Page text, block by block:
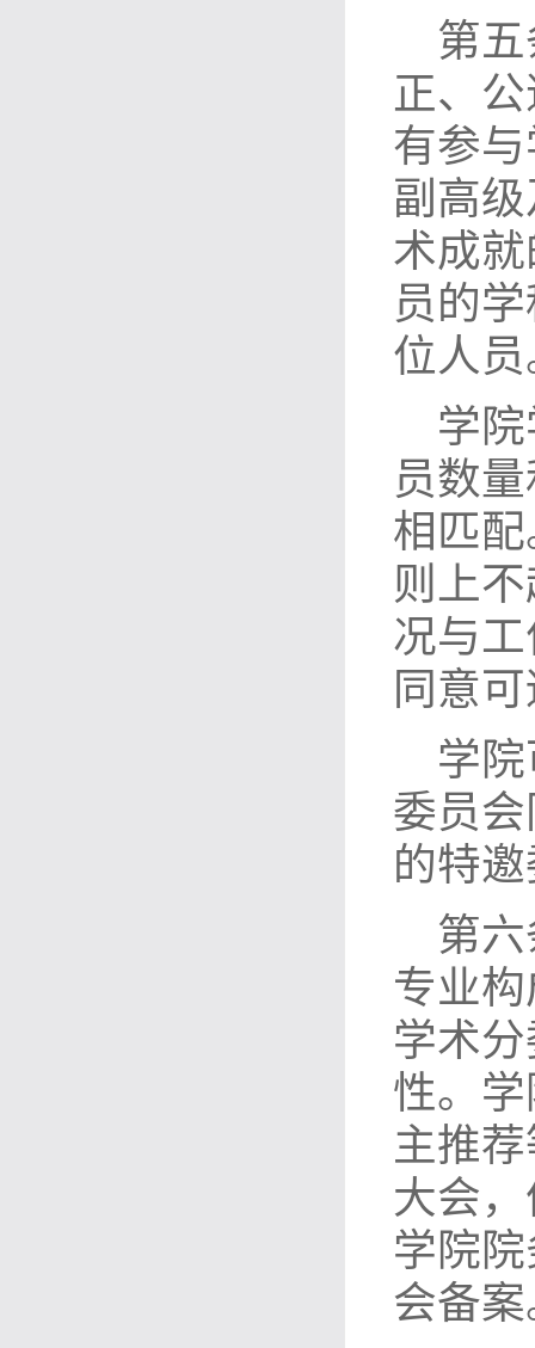
第
正、
有参
副高
术成
员的
位人
学
员数
相匹
则上
况与
同意
学
委员
的特
第
专业
学术
性。
主推
大会
学院
会备